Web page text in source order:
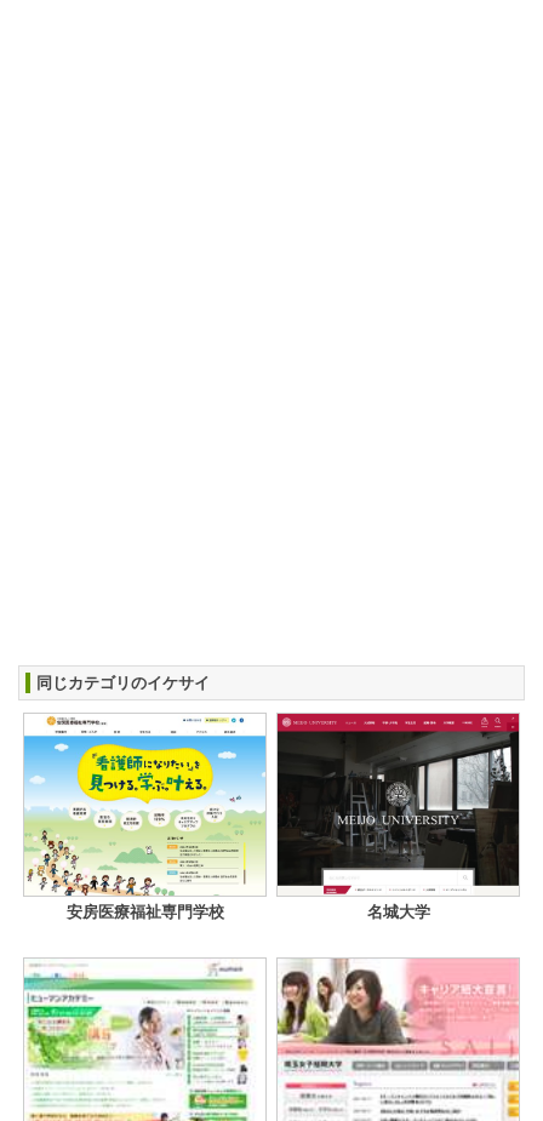
同じカテゴリのイケサイ
安房医療福祉専門学校 名城大学